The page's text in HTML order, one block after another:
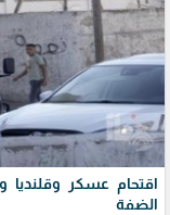
اقتحام عسكر
الضفة